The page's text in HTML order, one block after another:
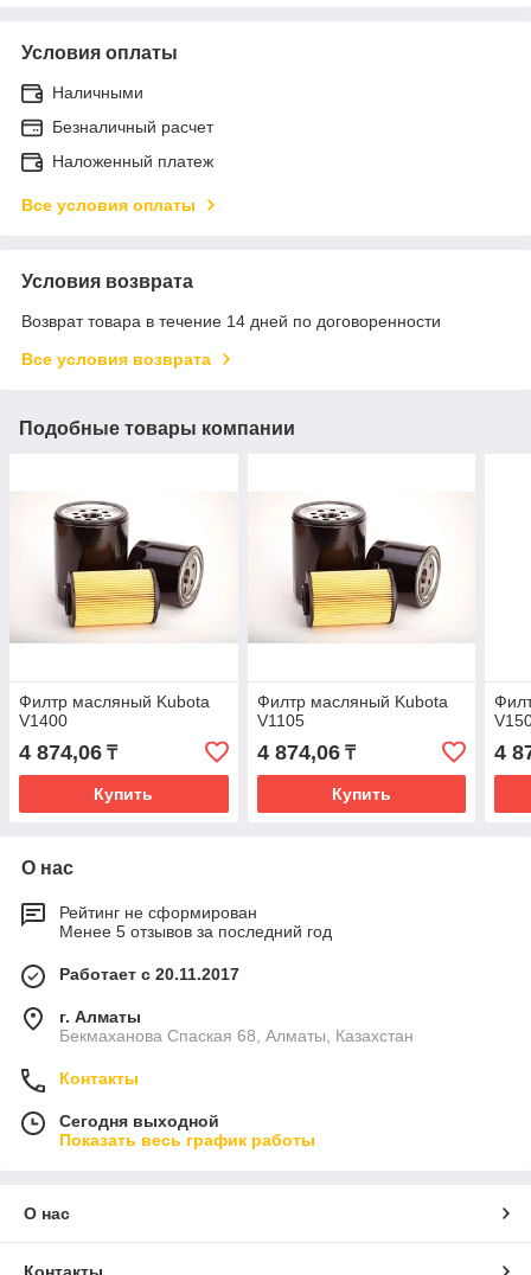
Условия оплаты
Наличными
Безналичный расчет
Наложенный платеж
Все условия оплаты
Условия возврата
Возврат товара в течение 14 дней по договоренности
Все условия возврата
Подобные товары компании
Филтр масляный Kubota
V1400
4 874,06 ₸
Купить
Филтр масляный Kubota
V1105
4 874,06₸
Купить
4
О нас
Рейтинг не сформирован
Менее 5 отзывов за последний год
Работает с 20.11.2017
г. Алматы
Бекмаханова Спаская 68, Алматы, Казахстан
Контакты
Сегодня выходной
Показать весь график работы
О нас